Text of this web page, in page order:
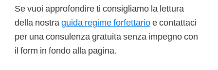
Se vuoi approfondire ti consigliamo la lettura
della nostra guida regime forfettarioe contattaci
per una consulenza gratuita senza impegno con
il form in fondo alla pagina.